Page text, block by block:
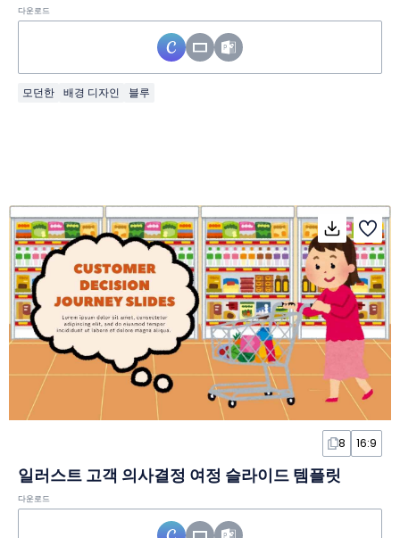
다운로드
모던한 배경 디자인 블루
8 16:9
일러스트 고객 의사결정 여정 슬라이드 템플릿
다운로드